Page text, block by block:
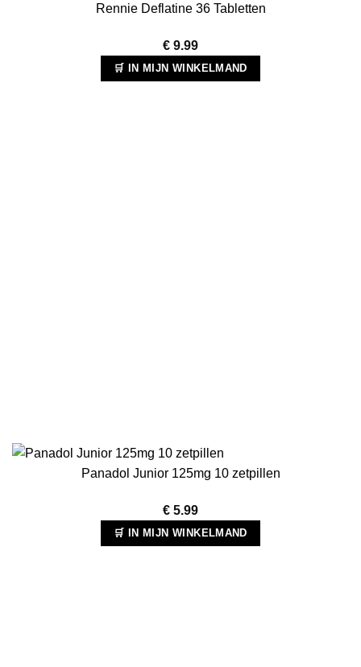
Rennie Deflatine 36 Tabletten
€ 9.99
🛒 IN MIJN WINKELMAND
Panadol Junior 125mg 10 zetpillen
€ 5.99
🛒 IN MIJN WINKELMAND